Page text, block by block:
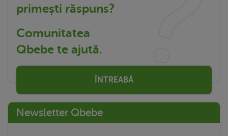
primești răspuns?
Comunitatea
Qbebe te ajută.
ÎNTREABĂ
Newsletter Qbebe